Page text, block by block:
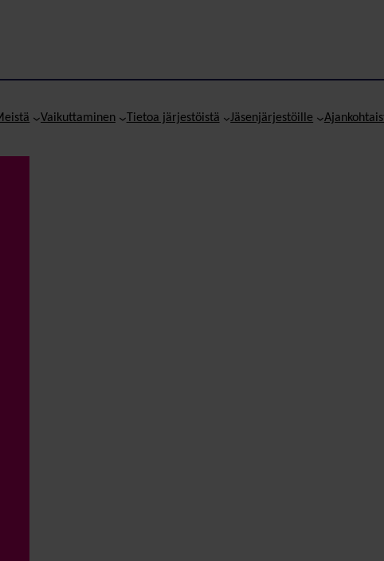
Vaikuttaminen Tietoa järjestöistä Jäsenjärjestöille